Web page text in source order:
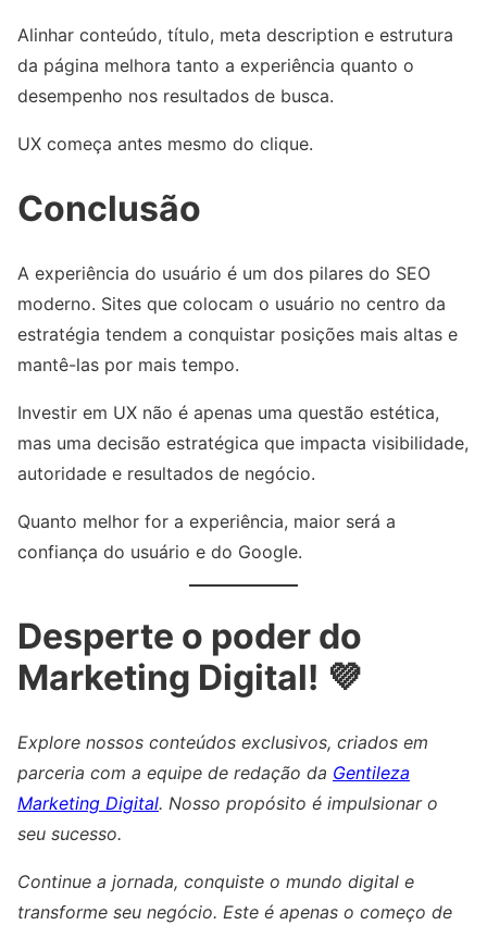
Alinhar conteúdo, título, meta description e estrutura
da página melhora tanto a experiência quanto o
desempenho nos resultados de busca.
UX começa antes mesmo do clique.
Conclusão
A experiência do usuário é um dos pilares do SEO
moderno. Sites que colocam o usuário no centro da
estratégia tendem a conquistar posições mais altas e
mantê-las por mais tempo.
Investir em UX não é apenas uma questão estética,
mas uma decisão estratégica que impacta visibilidade,
autoridade e resultados de negócio.
Quanto melhor for a experiência, maior será a
confiança do usuário e do Google.
Desperte o poder do
Marketing Digital! 💜
Explore nossos conteúdos exclusivos, criados em
parceria com a equipe de redação da Gentileza
Marketing Digital. Nosso propósito é impulsionar o
seu sucesso.
Continue a jornada, conquiste o mundo digital e
transforme seu negócio. Este é apenas o começo de